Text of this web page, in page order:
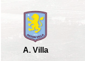
A. Villa